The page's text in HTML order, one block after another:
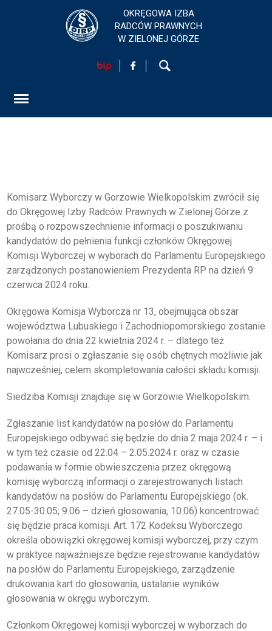
HOME
EGZAMINY PRAWNICZE
O IZBIE
DLA APLIKANTÓW
SZKOLENIA
MEDIACJI
NIEODPŁATNA POMOC
PRAWNA
BIBLIOTEKA
GALERIA
WSPÓŁPRACA Z UZ
KSIĘGA ZNAKU
KONTAKT
OKRĘGOWA IZBA
RADCÓW PRAWNYCH
W ZIELONEJ GÓRZE
Komisarz Wyborczy w Gorzowie Wielkopolskim zwrócił się
do Okręgowej Izby Radców Prawnych w Zielonej Górze z
prośbą o rozpowszechnienie informacji o poszukiwaniu
kandydatów do pełnienia funkcji członków Okręgowej
Komisji Wyborczej w wyborach do Parlamentu Europejskiego
zarządzonych postanowieniem Prezydenta RP na dzień 9
czerwca 2024 roku.
Okręgowa Komisja Wyborcza nr 13, obejmująca obszar
województwa Lubuskiego i Zachodniopomorskiego zostanie
powołania do dnia 22 kwietnia 2024 r. – dlatego też
Komisarz prosi o zgłaszanie się osób chętnych możliwie jak
najwcześniej, celem skompletowania całości składu komisji.
Siedziba Komisji znajduje się w Gorzowie Wielkopolskim.
Zgłaszanie list kandydatów na posłów do Parlamentu
Europejskiego odbywać się będzie do dnia 2 maja 2024 r. – i
w tym też czasie od 22.04 – 2.05.2024 r. oraz w czasie
podawania w formie obwieszczenia przez okręgową
komisję wyborczą informacji o zarejestrowanych listach
kandydatów na posłów do Parlamentu Europejskiego (ok.
27.05-30.05; 9.06 – dzień głosowania, 10.06) koncentrować
się będzie praca komisji. Art. 172 Kodeksu Wyborczego
określa obowiązki okręgowej komisji wyborczej, przy czym
w praktyce najważniejsze będzie rejestrowanie kandydatów
na posłów do Parlamentu Europejskiego, zarządzenie
drukowania kart do głosowania, ustalanie wyników
głosowania w okręgu wyborczym.
Członkom Okręgowej komisji wyborczej w wyborzach do